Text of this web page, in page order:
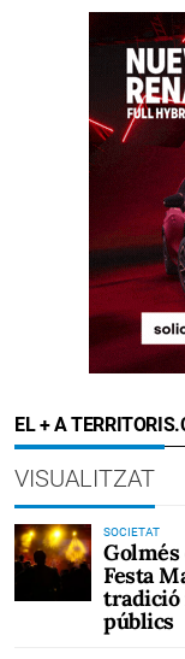
EL + A
VISUALITZAT
SOCIETAT
Festa
tradició
públics